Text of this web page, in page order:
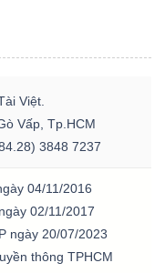
Việt.
Vấp, Tp.HCM
3848 7237
04/11/2016
02/11/2017
ngày 20/07/2023
thông TPHCM